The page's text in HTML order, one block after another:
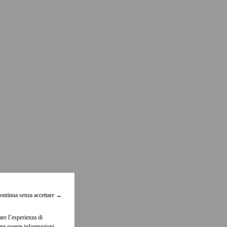
senza accettare →
l’esperienza di